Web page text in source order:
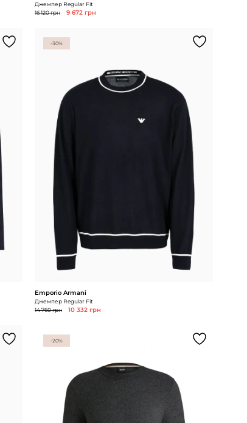
Джемпер Regular Fit
16 120 грн
9 672 грн
-30%
Emporio Armani
Джемпер Regular Fit
14 760 грн
10 332 грн
-20%